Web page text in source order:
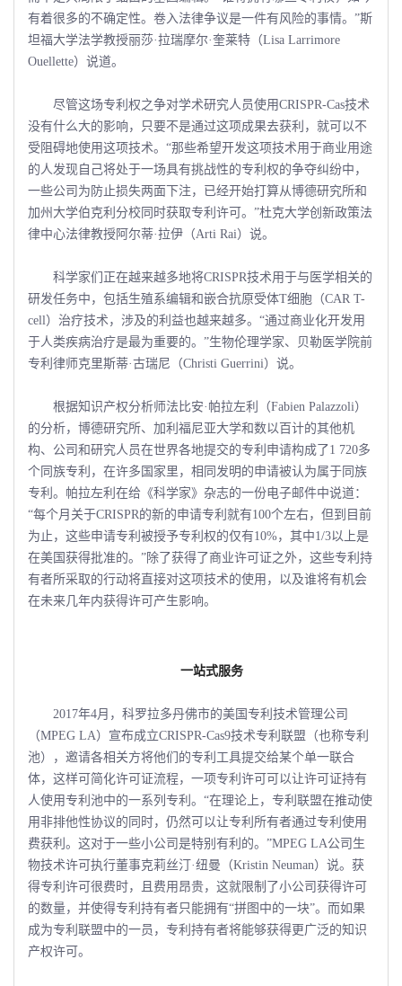
有着很多的不确定性。卷入法律争议是一件有风险的事情。”斯
坦福大学法学教授丽莎·拉瑞摩尔·奎莱特（Lisa Larrimore
Ouellette）说道。
尽管这场专利权之争对学术研究人员使用CRISPR-Cas技术
没有什么大的影响，只要不是通过这项成果去获利，就可以不
受阻碍地使用这项技术。“那些希望开发这项技术用于商业用途
的人发现自己将处于一场具有挑战性的专利权的争夺纠纷中，
一些公司为防止损失两面下注，已经开始打算从博德研究所和
加州大学伯克利分校同时获取专利许可。”杜克大学创新政策法
律中心法律教授阿尔蒂·拉伊（Arti Rai）说。
科学家们正在越来越多地将CRISPR技术用于与医学相关的
研发任务中，包括生殖系编辑和嵌合抗原受体T细胞（CAR T-
cell）治疗技术，涉及的利益也越来越多。“通过商业化开发用
于人类疾病治疗是最为重要的。”生物伦理学家、贝勒医学院前
专利律师克里斯蒂·古瑞尼（Christi Guerrini）说。
根据知识产权分析师法比安·帕拉左利（Fabien Palazzoli）
的分析，博德研究所、加利福尼亚大学和数以百计的其他机
构、公司和研究人员在世界各地提交的专利申请构成了1 720多
个同族专利，在许多国家里，相同发明的申请被认为属于同族
专利。帕拉左利在给《科学家》杂志的一份电子邮件中说道：
“每个月关于CRISPR的新的申请专利就有100个左右，但到目前
为止，这些申请专利被授予专利权的仅有10%，其中1/3以上是
在美国获得批准的。”除了获得了商业许可证之外，这些专利持
有者所采取的行动将直接对这项技术的使用，以及谁将有机会
在未来几年内获得许可产生影响。
一站式服务
2017年4月，科罗拉多丹佛市的美国专利技术管理公司
（MPEG LA）宣布成立CRISPR-Cas9技术专利联盟（也称专利
池），邀请各相关方将他们的专利工具提交给某个单一联合
体，这样可简化许可证流程，一项专利许可可以让许可证持有
人使用专利池中的一系列专利。“在理论上，专利联盟在推动使
用非排他性协议的同时，仍然可以让专利所有者通过专利使用
费获利。这对于一些小公司是特别有利的。”MPEG LA公司生
物技术许可执行董事克莉丝汀·纽曼（Kristin Neuman）说。获
得专利许可很费时，且费用昂贵，这就限制了小公司获得许可
的数量，并使得专利持有者只能拥有“拼图中的一块”。而如果
成为专利联盟中的一员，专利持有者将能够获得更广泛的知识
产权许可。